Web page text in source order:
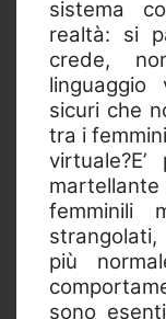
sistema
realtà: si
crede,
linguaggio
sicuri che
tra i
femminili
più
sono